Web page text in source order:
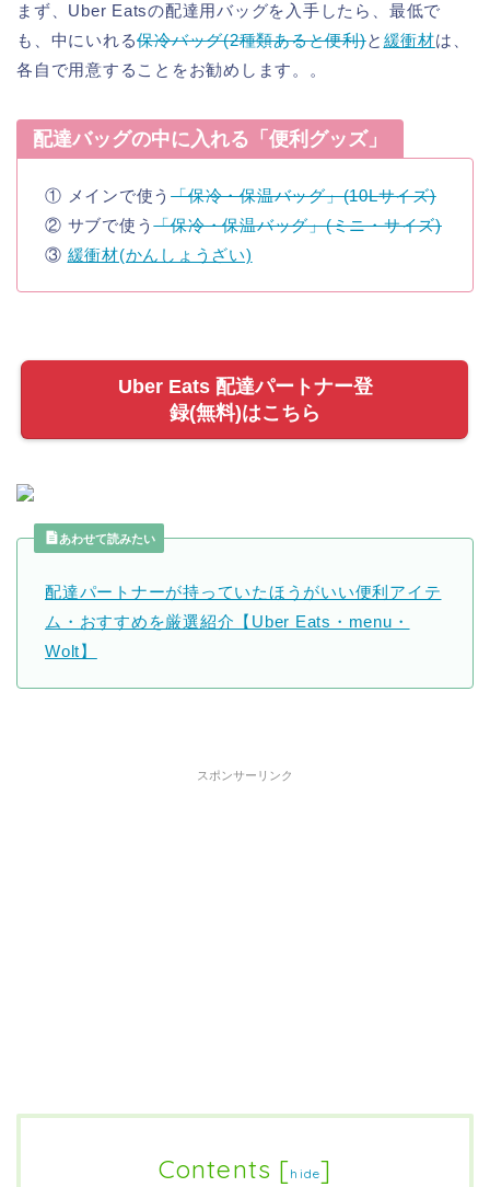
まず、Uber Eatsの配達用バッグを入手したら、最低で
も、中にいれる保冷バッグ(2種類あると便利)と 緩衝材は、
各自で用意することをお勧めします。。
配達バッグの中に入れる「便利グッズ」
① メインで使う「保冷・保温バッグ」(10Lサイズ)
② サブで使う「保冷・保温バッグ」(ミニ・サイズ)
③ 緩衝材(かんしょうざい)
Uber Eats 配達パートナー登
録(無料)はこちら
あわせて読みたい
配達パートナーが持っていたほうがいい便利アイテ
ム・おすすめを厳選紹介【Uber Eats・menu・
Wolt】
スポンサーリンク
Contents [hide]